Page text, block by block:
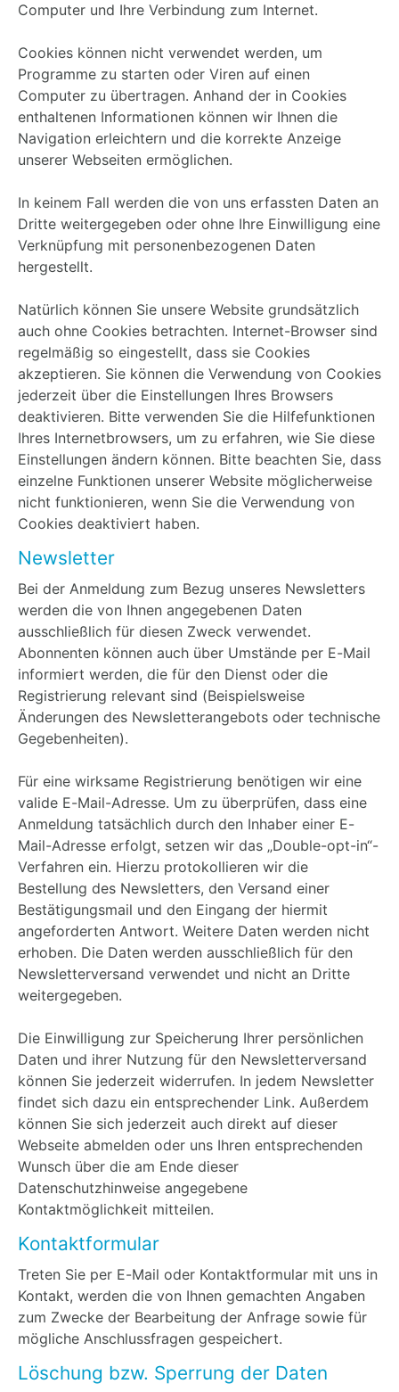
Computer und Ihre Verbindung zum Internet.
Cookies können nicht verwendet werden, um
Programme zu starten oder Viren auf einen
Computer zu übertragen. Anhand der in Cookies
enthaltenen Informationen können wir Ihnen die
Navigation erleichtern und die korrekte Anzeige
unserer Webseiten ermöglichen.
In keinem Fall werden die von uns erfassten Daten an
Dritte weitergegeben oder ohne Ihre Einwilligung eine
Verknüpfung mit personenbezogenen Daten
hergestellt.
Natürlich können Sie unsere Website grundsätzlich
auch ohne Cookies betrachten. Internet-Browser sind
regelmäßig so eingestellt, dass sie Cookies
akzeptieren. Sie können die Verwendung von Cookies
jederzeit über die Einstellungen Ihres Browsers
deaktivieren. Bitte verwenden Sie die Hilfefunktionen
Ihres Internetbrowsers, um zu erfahren, wie Sie diese
Einstellungen ändern können. Bitte beachten Sie, dass
einzelne Funktionen unserer Website möglicherweise
nicht funktionieren, wenn Sie die Verwendung von
Cookies deaktiviert haben.
Newsletter
Bei der Anmeldung zum Bezug unseres Newsletters
werden die von Ihnen angegebenen Daten
ausschließlich für diesen Zweck verwendet.
Abonnenten können auch über Umstände per E-Mail
informiert werden, die für den Dienst oder die
Registrierung relevant sind (Beispielsweise
Änderungen des Newsletterangebots oder technische
Gegebenheiten).
Für eine wirksame Registrierung benötigen wir eine
valide E-Mail-Adresse. Um zu überprüfen, dass eine
Anmeldung tatsächlich durch den Inhaber einer E-
Mail-Adresse erfolgt, setzen wir das „Double-opt-in“-
Verfahren ein. Hierzu protokollieren wir die
Bestellung des Newsletters, den Versand einer
Bestätigungsmail und den Eingang der hiermit
angeforderten Antwort. Weitere Daten werden nicht
erhoben. Die Daten werden ausschließlich für den
Newsletterversand verwendet und nicht an Dritte
weitergegeben.
Die Einwilligung zur Speicherung Ihrer persönlichen
Daten und ihrer Nutzung für den Newsletterversand
können Sie jederzeit widerrufen. In jedem Newsletter
findet sich dazu ein entsprechender Link. Außerdem
können Sie sich jederzeit auch direkt auf dieser
Webseite abmelden oder uns Ihren entsprechenden
Wunsch über die am Ende dieser
Datenschutzhinweise angegebene
Kontaktmöglichkeit mitteilen.
Kontaktformular
Treten Sie per E-Mail oder Kontaktformular mit uns in
Kontakt, werden die von Ihnen gemachten Angaben
zum Zwecke der Bearbeitung der Anfrage sowie für
mögliche Anschlussfragen gespeichert.
Löschung bzw. Sperrung der Daten